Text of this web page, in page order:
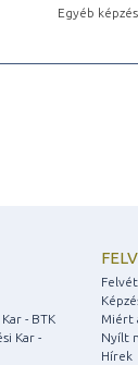
Egyéb képzés
- BTK
Kar -
Miért
Nyílt
Hírek